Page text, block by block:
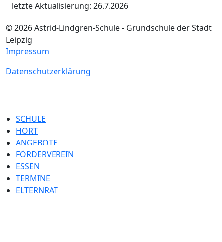
letzte Aktualisierung: 26.7.2026
© 2026 Astrid-Lindgren-Schule - Grundschule der Stadt
Leipzig
Impressum
Datenschutzerklärung
SCHULE
HORT
ANGEBOTE
FÖRDERVEREIN
ESSEN
TERMINE
ELTERNRAT